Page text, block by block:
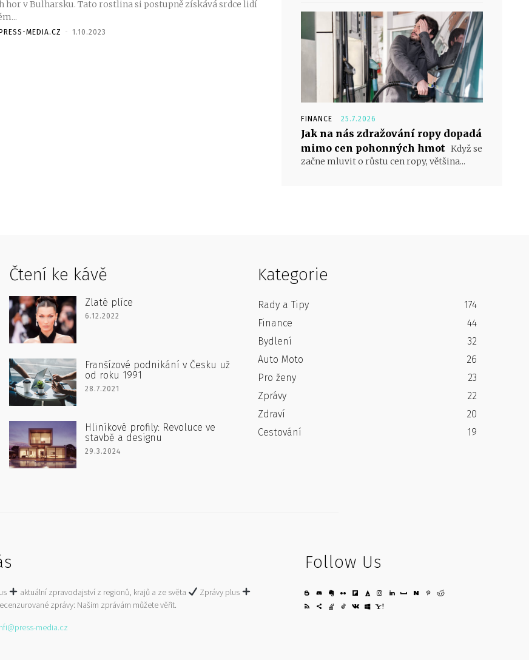
hor v Bulharsku. Tato rostlina si postupně získává srdce lidí
MEDIA.CZ - 1.10.2023
FINANCE 25.7.2026
Jak na nás zdražování ropy dopadá
mimo cen pohonných hmot Když se
začne mluvit o růstu cen ropy, většina...
Čtení ke kávě
Zlaté plíce
6.12.2022
Franšízové podnikání v Česku už
od roku 1991
28.7.2021
Hliníkové profily: Revoluce ve
stavbě a designu
29.3.2024
Kategorie
Rady a Tipy
174
Finance
44
Bydlení
32
Auto Moto
26
Pro ženy
23
Zprávy
22
Zdraví
20
Cestování
19
aktuální zpravodajství z regionů, krajů a ze světa
Zprávy plus
zprávy: Našim zprávám můžete věřit.
media.cz
Follow Us